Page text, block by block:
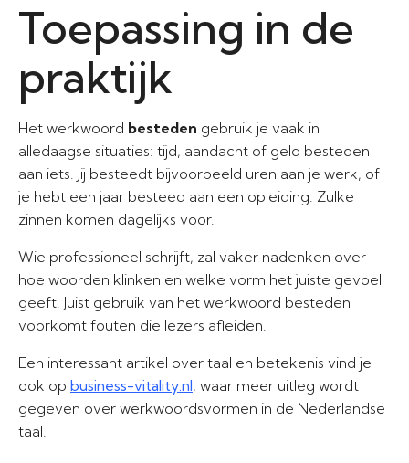
Toepassing in de
praktijk
Het werkwoord besteden gebruik je vaak in
alledaagse situaties: tijd, aandacht of geld besteden
aan iets. Jij besteedt bijvoorbeeld uren aan je werk, of
je hebt een jaar besteed aan een opleiding. Zulke
zinnen komen dagelijks voor.
Wie professioneel schrijft, zal vaker nadenken over
hoe woorden klinken en welke vorm het juiste gevoel
geeft. Juist gebruik van het werkwoord besteden
voorkomt fouten die lezers afleiden.
Een interessant artikel over taal en betekenis vind je
ook op business-vitality.nl, waar meer uitleg wordt
gegeven over werkwoordsvormen in de Nederlandse
taal.